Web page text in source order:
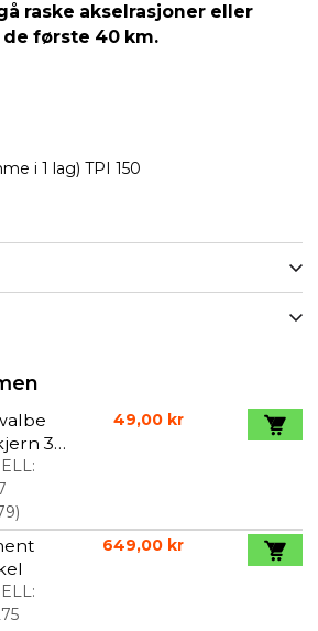
raske akselrasjoner eller
første 40 km.
i 1 lag) TPI 150
3-
)
49,00 kr
649,00 kr